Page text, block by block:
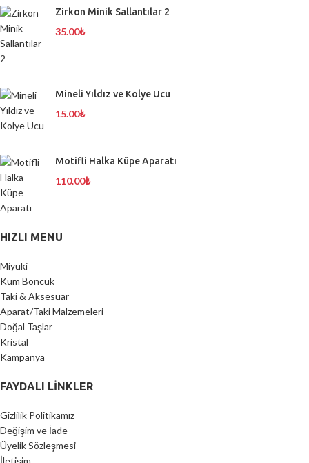
Zirkon Minik Sallantılar 2
35.00₺
Mineli Yıldız ve Kolye Ucu
15.00₺
Motifli Halka Küpe Aparatı
110.00₺
HIZLI MENU
Miyuki
Kum Boncuk
Taki & Aksesuar
Aparat/Taki Malzemeleri
Doğal Taşlar
Kristal
Kampanya
FAYDALI LİNKLER
Gizlilik Politikamız
Değişim ve İade
Üyelik Sözleşmesi
İletişim